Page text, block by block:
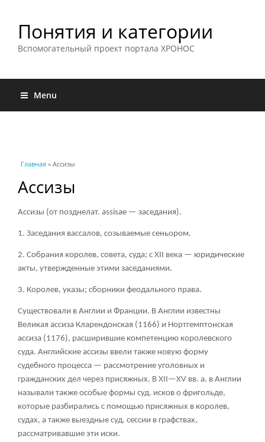
Понятия и категории
Вспомогательный проект портала ХРОНОС
Menu
Вы здесь
Главная » Ассизы
Ассизы
Ассизы (от позднелат. assisae — заседания).
1. Заседания вассалов, созываемые сеньором.
2. Собрания королев, совета, суда; с XII века — юридические
акты, утвержденные этими заседаниями.
3. Королев, указы; сборники феодального права.
Существовали в Англии и Франции. В Англии известны
Великая ассиза Кларендонская (1166) и Нортгемптонская
ассиза (1176), расширившие компетенцию королевского
суда. Английские ассизы ввели также новую форму
судебного процесса — рассмотрение уголовных и
гражданских дел через присяжных. В XII—XV вв. а. в Англии
называли также особые формы суд. исков о фригольде,
которые разбирались с помощью присяжных в королев,
судах, а также выездные суд. сессии в графствах,
рассматривавшие эти иски.